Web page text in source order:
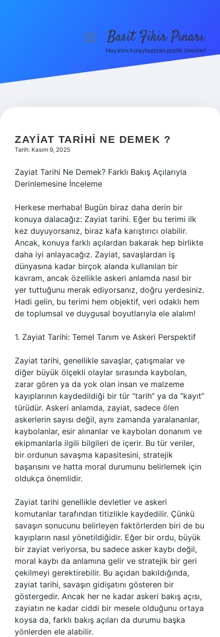
Hakkımızda
menüyüBasit Fikir Pınarı
Hayatını kolaylaştıran pratik öneriler!
ZAYIAT TARIHI NE DEMEK ?
Tarih: Kasım 9, 2025
Zayiat Tarihi Ne Demek? Farklı Bakış Açılarıyla
Derinlemesine İnceleme
Herkese merhaba! Bugün biraz daha derin bir
konuya dalacağız: Zayiat tarihi. Eğer bu terimi ilk
kez duyuyorsanız, biraz kafa karıştırıcı olabilir.
Ancak, konuya farklı açılardan bakarak hep birlikte
daha iyi anlayacağız. Zayiat, savaşlardan iş
dünyasına kadar birçok alanda kullanılan bir
kavram, ancak özellikle askeri anlamda nasıl bir
yer tuttuğunu merak ediyorsanız, doğru yerdesiniz.
Hadi gelin, bu terimi hem objektif, veri odaklı hem
de toplumsal ve duygusal boyutlarıyla ele alalım!
1. Zayiat Tarihi: Temel Tanım ve Askeri Perspektif
Zayiat tarihi, genellikle savaşlar, çatışmalar ve
diğer büyük ölçekli olaylar sırasında kaybolan,
zarar gören ya da yok olan insan ve malzeme
kayıplarının kaydedildiği bir tür “tarih” ya da “kayıt”
türüdür. Askeri anlamda, zayiat, sadece ölen
askerlerin sayısı değil, aynı zamanda yaralananlar,
kaybolanlar, esir alınanlar ve kaybolan donanım ve
ekipmanlarla ilgili bilgileri de içerir. Bu tür veriler,
bir ordunun savaşma kapasitesini, stratejik
başarısını ve hatta moral durumunu belirlemek için
oldukça önemlidir.
Zayiat tarihi genellikle devletler ve askeri
komutanlar tarafından titizlikle kaydedilir. Çünkü
savaşın sonucunu belirleyen faktörlerden biri de bu
kayıpların nasıl yönetildiğidir. Eğer bir ordu, büyük
bir zayiat veriyorsa, bu sadece asker kaybı değil,
moral kaybı da anlamına gelir ve stratejik bir geri
çekilmeyi gerektirebilir. Bu açıdan bakıldığında,
zayiat tarihi, savaşın gidişatını gösteren bir
göstergedir. Ancak her ne kadar askeri bakış açısı,
zayiatın ne kadar ciddi bir mesele olduğunu ortaya
koysa da, farklı bakış açıları da durumu başka
yönlerden ele alabilir.